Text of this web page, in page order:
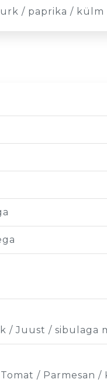
/ paprika / külm
/ Juust / sibulaga
/ Parmesan